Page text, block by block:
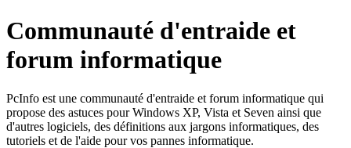
Communauté d'entraide et
forum informatique
PcInfo est une communauté d'entraide et forum informatique qui
propose des astuces pour Windows XP, Vista et Seven ainsi que
d'autres logiciels, des définitions aux jargons informatiques, des
tutoriels et de l'aide pour vos pannes informatique.